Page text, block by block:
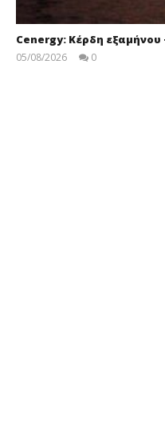
Cenergy: Κέρδη
05/08/2026 0